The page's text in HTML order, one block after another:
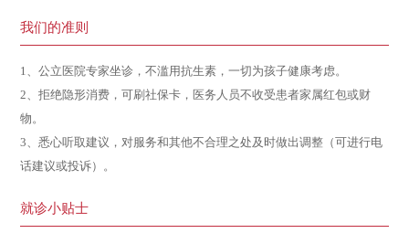
我们的准则
1、公立医院专家坐诊，不滥用抗生素，一切为孩子健康考虑。
2、拒绝隐形消费，可刷社保卡，医务人员不收受患者家属红包或财
物。
3、悉心听取建议，对服务和其他不合理之处及时做出调整（可进行电
话建议或投诉）。
就诊小贴士